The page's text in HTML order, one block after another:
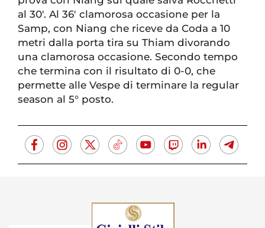
al 30′. Al 36′ clamorosa occasione per la
Samp, con Niang che riceve da Coda a 10
metri dalla porta tira su Thiam divorando
una clamorosa occasione. Secondo tempo
che termina con il risultato di 0-0, che
permette alle Vespe di terminare la regular
season al 5° posto.